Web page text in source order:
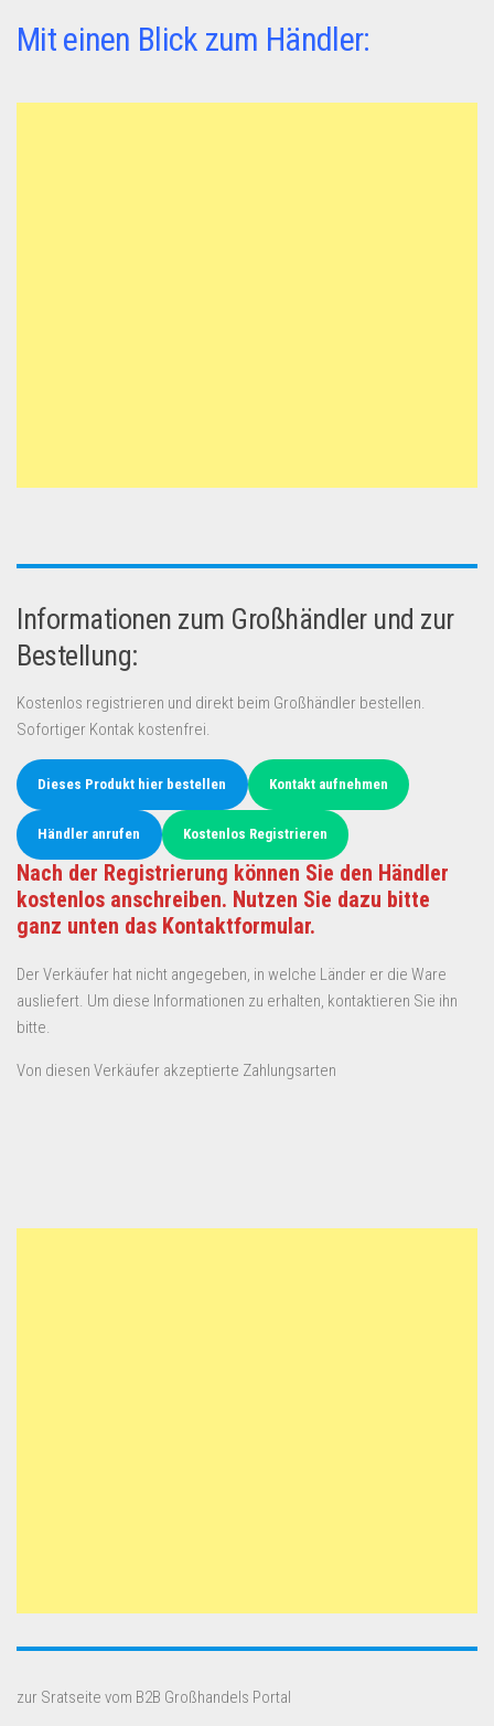
Mit einen Blick zum Händler:
Informationen zum Großhändler und zur
Bestellung:
Kostenlos registrieren und direkt beim Großhändler bestellen.
Sofortiger Kontak kostenfrei.
Dieses Produkt hier bestellen Kontakt aufnehmen
Händler anrufen Kostenlos Registrieren
Nach der Registrierung können Sie den Händler
kostenlos anschreiben. Nutzen Sie dazu bitte
ganz unten das Kontaktformular.
Der Verkäufer hat nicht angegeben, in welche Länder er die Ware
ausliefert. Um diese Informationen zu erhalten, kontaktieren Sie ihn
bitte.
Von diesen Verkäufer akzeptierte Zahlungsarten
zur Sratseite vom B2B Großhandels Portal